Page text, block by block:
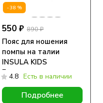
-38%
550 ₽ 890 ₽
Пояс для ношения
помпы на талии
INSULA KIDS
Единорожка
4.8 Есть в наличии
Подробнее